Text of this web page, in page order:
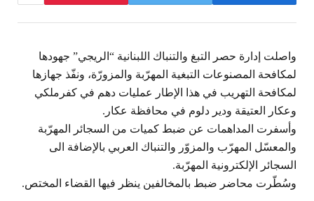
واصلت إدارة حصر التبغ والتنباك اللبنانية “الريجي” جهودها
لمكافحة المصنوعات التبغية المهرّبة والمزورّة، ونفّذ جهازها
لمكافحة التهريب في هذا الإطار عمليات دهم في كفرملكي
وعكار العتيقة ودير دلوم في محافظة عكار.
وأسفرت المداهمات عن ضبط كميات من السجائر المهرّبة
والمعسّل المهرّب والمزوّر والتنباك العربي بالإضافة الى
السجائر الإلكترونية المهرّبة.
وسُطّرت محاضر ضبط بالمخالفين ينظر فيها القضاء المختص.